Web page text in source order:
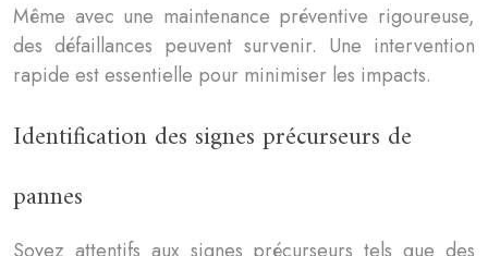
Même avec une maintenance préventive rigoureuse,
des défaillances peuvent survenir. Une intervention
rapide est essentielle pour minimiser les impacts.
Identification des signes précurseurs de
pannes
Soyez attentifs aux signes précurseurs tels que des